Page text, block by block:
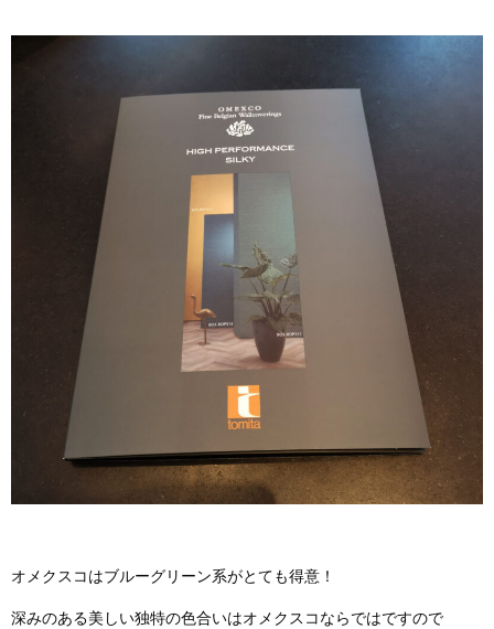
オメクスコはブルーグリーン系がとても得意！
深みのある美しい独特の色合いはオメクスコならではですので